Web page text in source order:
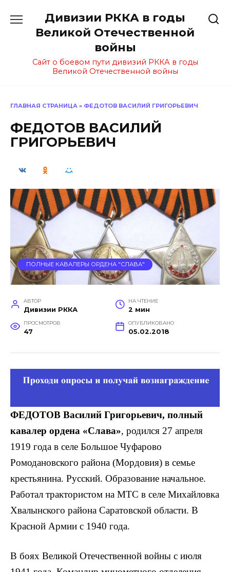
содержанию
Дивизии РККА в годы
Великой Отечественной
войны
Сайт о боевом пути дивизий РККА в годы
Великой Отечественной войны
ГЛАВНАЯ СТРАНИЦА » ФЕДОТОВ ВАСИЛИЙ ГРИГОРЬЕВИЧ
ФЕДОТОВ ВАСИЛИЙ
ГРИГОРЬЕВИЧ
ПОЛНЫЕ КАВАЛЕРЫ ОРДЕНА "СЛАВА"
АВТОР
Дивизии РККА
НА ЧТЕНИЕ
2 мин
ПРОСМОТРОВ
47
ОПУБЛИКОВАНО
05.02.2018
ФЕДОТОВ Василий Григорьевич, полный
кавалер ордена «Слава», родился 27 апреля
1919 года в селе Большое Чуфарово
Ромодановского района (Мордовия) в семье
крестьянина. Русский. Образование начальное.
Работал трактори­стом на МТС в селе Михайловка
Хвалынского района Саратовской области. В
Красной Армии с 1940 года.
В боях Великой Отечественной войны с июля